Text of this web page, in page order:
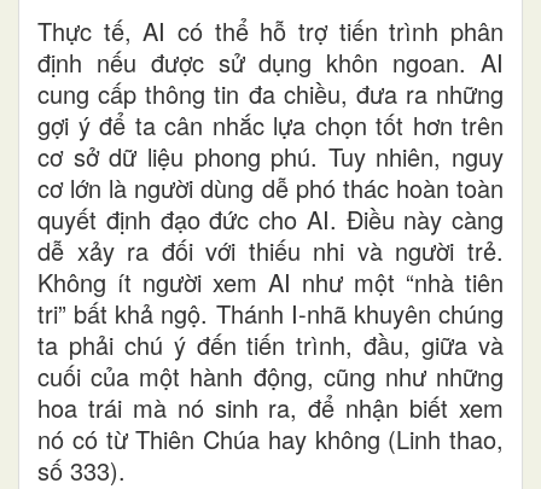
Thực tế, AI có thể hỗ trợ tiến trình phân
định nếu được sử dụng khôn ngoan. AI
cung cấp thông tin đa chiều, đưa ra những
gợi ý để ta cân nhắc lựa chọn tốt hơn trên
cơ sở dữ liệu phong phú. Tuy nhiên, nguy
cơ lớn là người dùng dễ phó thác hoàn toàn
quyết định đạo đức cho AI. Điều này càng
dễ xảy ra đối với thiếu nhi và người trẻ.
Không ít người xem AI như một “nhà tiên
tri” bất khả ngộ. Thánh I-nhã khuyên chúng
ta phải chú ý đến tiến trình, đầu, giữa và
cuối của một hành động, cũng như những
hoa trái mà nó sinh ra, để nhận biết xem
nó có từ Thiên Chúa hay không (Linh thao,
số 333).